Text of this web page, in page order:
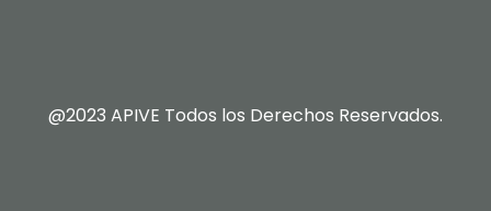
@2023 APIVE Todos los Derechos Reservados.